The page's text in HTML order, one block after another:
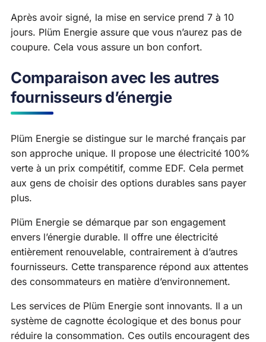
Après avoir signé, la mise en service prend 7 à 10
jours. Plüm Energie assure que vous n’aurez pas de
coupure. Cela vous assure un bon confort.
Comparaison avec les autres
fournisseurs d’énergie
Plüm Energie se distingue sur le marché français par
son approche unique. Il propose une électricité 100%
verte à un prix compétitif, comme EDF. Cela permet
aux gens de choisir des options durables sans payer
plus.
Plüm Energie se démarque par son engagement
envers l’énergie durable. Il offre une électricité
entièrement renouvelable, contrairement à d’autres
fournisseurs. Cette transparence répond aux attentes
des consommateurs en matière d’environnement.
Les services de Plüm Energie sont innovants. Il a un
système de cagnotte écologique et des bonus pour
réduire la consommation. Ces outils encouragent des